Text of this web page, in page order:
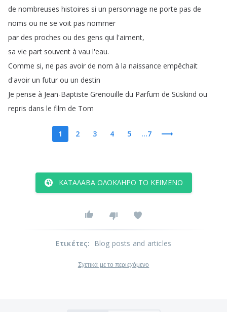
de nombreuses histoires si un personnage ne porte pas de
noms ou ne se voit pas nommer
par des proches ou des gens qui l'aiment,
sa vie part souvent à vau l'eau.
Comme si, ne pas avoir de nom à la naissance empêchait
d'avoir un futur ou un destin
Je pense à Jean-Baptiste Grenouille du Parfum de Süskind ou
repris dans le film de Tom
1 2 3 4 5 ...7
ΚΑΤΆΛΑΒΑ ΟΛΌΚΛΗΡΟ ΤΟ ΚΕΊΜΕΝΟ
Ετικέτες: Blog posts and articles
Σχετικά με το περιεχόμενο